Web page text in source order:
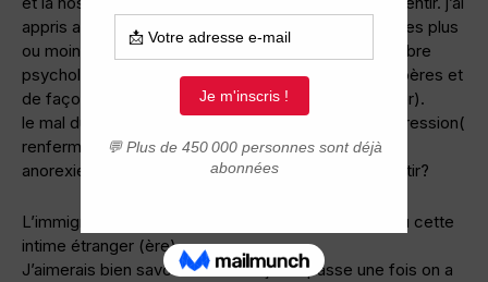
appris aussi qu’ il entraîne néanmoins des symptômes plus
ou moins graves qui proviennent tous d’un déséquilibre
psychologique provoqué par un changement de repères et
de façon de vivre( hum il ne faut pas le sous estimer).
le mal du pays = nostalgie, mélancolie, +/- une dépression(
renfermement sur soi, une tristesse permanente,
anorexie). peut on y échapper et comment s’en sortir?
L’immigrant(e) est souvent présenté comme cet ou cette
intime étranger (ère)
J’aimerais bien savoir comment ça se passe une fois on a